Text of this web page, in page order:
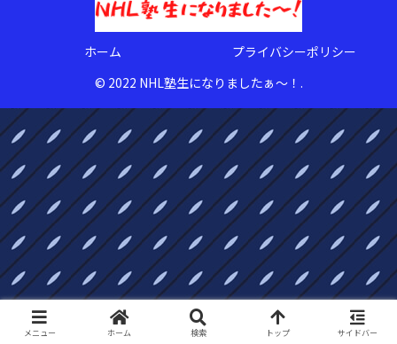
ホーム
プライバシーポリシー
© 2022 NHL塾生になりましたぁ〜！.
メニュー ホーム 検索 トップ サイドバー